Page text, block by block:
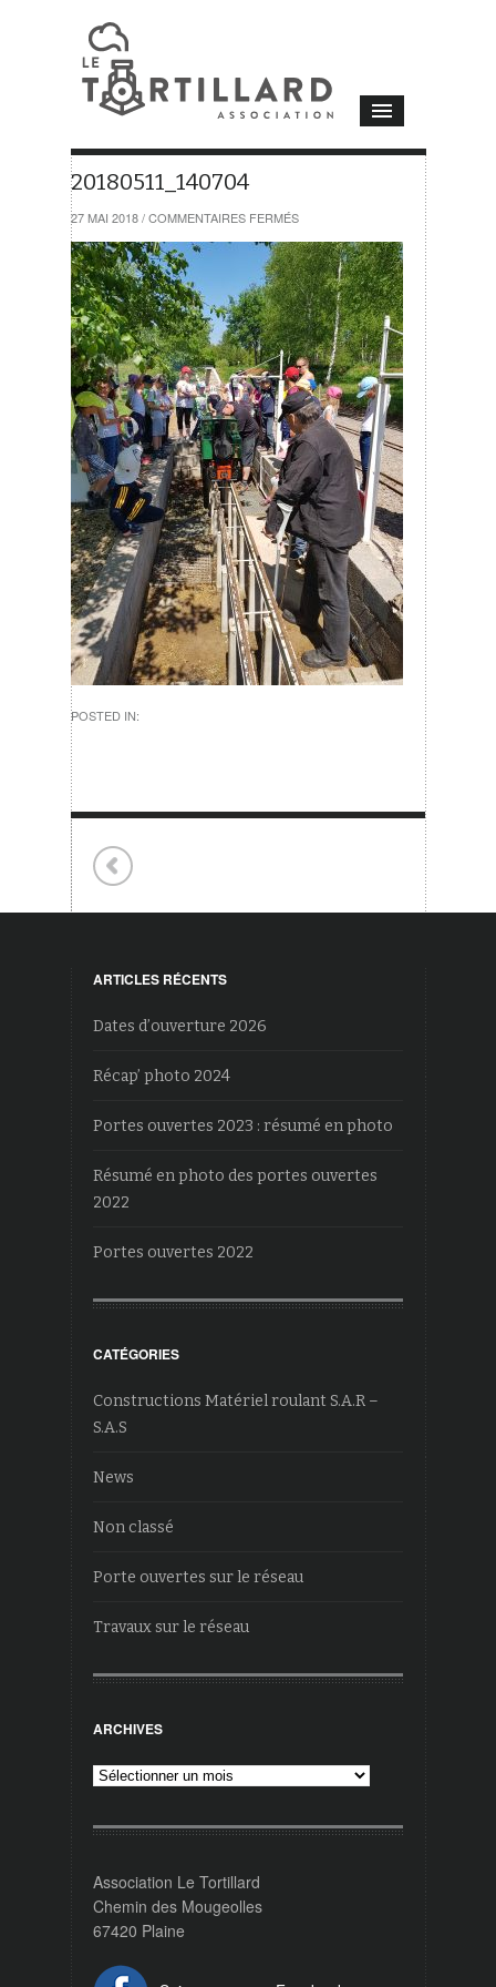
20180511_140704
27 MAI 2018 / COMMENTAIRES FERMÉSSUR
POSTED IN:
ARTICLES RÉCENTS
Dates d’ouverture 2026
Récap’ photo 2024
Portes ouvertes 2023 : résumé en photo
Résumé en photo des portes ouvertes
2022
Portes ouvertes 2022
CATÉGORIES
Constructions Matériel roulant S.A.R –
S.A.S
News
Non classé
Porte ouvertes sur le réseau
Travaux sur le réseau
ARCHIVES
Archives
Association Le Tortillard
Chemin des Mougeolles
67420 Plaine